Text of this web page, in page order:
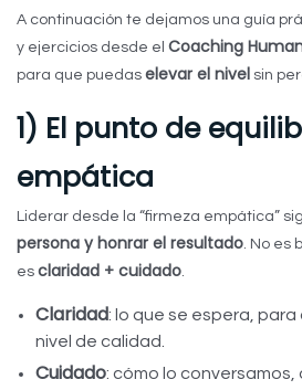
A continuación te dejamos una guía
y ejercicios desde el Coaching
para que puedas elevar el nivel sin
1) El punto de
empática
Liderar desde la “firmeza empática”
persona y honrar el resultado. No es
es claridad + cuidado.
Claridad: lo que se espera,
nivel de calidad.
Cuidado: cómo lo conversamos,